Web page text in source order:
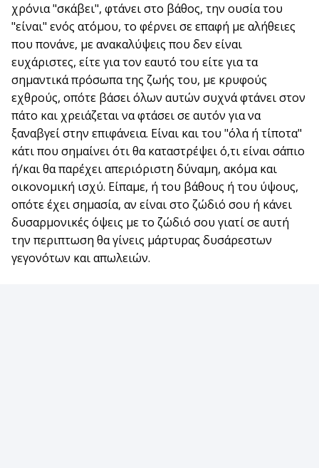
χρόνια "σκάβει", φτάνει στο βάθος, την ουσία του
"είναι" ενός ατόμου, το φέρνει σε επαφή με αλήθειες
που πονάνε, με ανακαλύψεις που δεν είναι
ευχάριστες, είτε για τον εαυτό του είτε για τα
σημαντικά πρόσωπα της ζωής του, με κρυφούς
εχθρούς, οπότε βάσει όλων αυτών συχνά φτάνει στον
πάτο και χρειάζεται να φτάσει σε αυτόν για να
ξαναβγεί στην επιφάνεια. Είναι και του "όλα ή τίποτα"
κάτι που σημαίνει ότι θα καταστρέψει ό,τι είναι σάπιο
ή/και θα παρέχει απεριόριστη δύναμη, ακόμα και
οικονομική ισχύ. Είπαμε, ή του βάθους ή του ύψους,
οπότε έχει σημασία, αν είναι στο ζώδιό σου ή κάνει
δυσαρμονικές όψεις με το ζώδιό σου γιατί σε αυτή
την περιπτωση θα γίνεις μάρτυρας δυσάρεστων
γεγονότων και απωλειών.